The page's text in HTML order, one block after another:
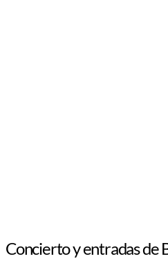
Concierto y entradas de